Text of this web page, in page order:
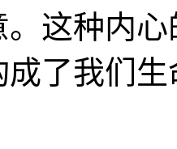
这种内
了我们